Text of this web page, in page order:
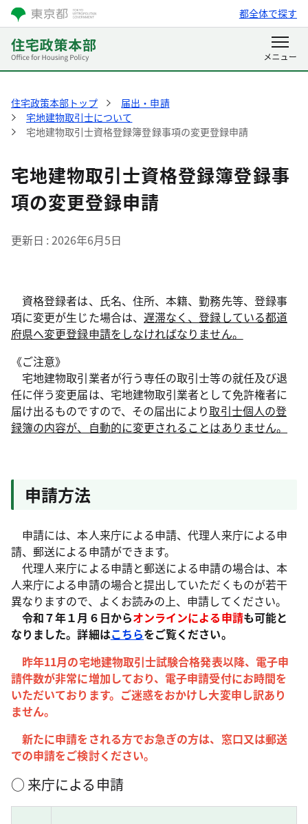
都全体で探す
住宅政策本部トップ
届出・申請
宅地建物取引士について
宅地建物取引士資格登録簿登録事項の変更登録申請
宅地建物取引士資格登録簿登録事
項の変更登録申請
更新日 2026年6月5日
資格登録者は、氏名、住所、本籍、勤務先等、登録事
項に変更が生じた場合は、 遅滞なく、登録している都道
府県へ変更登録申請をしなければなりません。
《ご注意》
宅地建物取引業者が行う専任の取引士等の就任及び退
任に伴う変更届は、宅地建物取引業者として免許権者に
届け出るものですので、その届出により取引士個人の登
録簿の内容が、自動的に変更されることはありません。
申請方法
申請には、本人来庁による申請、代理人来庁による申
請、郵送による申請ができます。
代理人来庁による申請と郵送による申請の場合は、本
人来庁による申請の場合と提出していただくものが若干
異なりますので、よくお読みの上、申請してください。
令和７年１月６日からオンラインによる申請も可能と
なりました。詳細はこちらをご覧ください。
昨年11月の宅地建物取引士試験合格発表以降、電子申
請件数が非常に増加しており、電子申請受付にお時間を
いただいております。ご迷惑をおかけし大変申し訳あり
ません。
新たに申請をされる方でお急ぎの方は、窓口又は郵送
での申請をご検討ください。
○ 来庁による申請